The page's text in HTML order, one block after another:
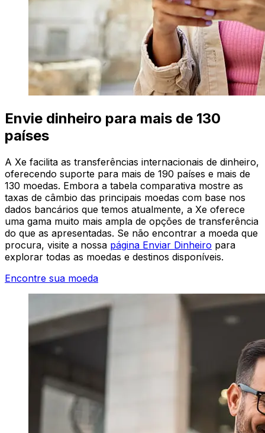
Envie dinheiro para mais de 130
países
A Xe facilita as transferências internacionais de dinheiro,
oferecendo suporte para mais de 190 países e mais de
130 moedas. Embora a tabela comparativa mostre as
taxas de câmbio das principais moedas com base nos
dados bancários que temos atualmente, a Xe oferece
uma gama muito mais ampla de opções de transferência
do que as apresentadas. Se não encontrar a moeda que
procura, visite a nossa página Enviar Dinheiro para
explorar todas as moedas e destinos disponíveis.
Encontre sua moeda